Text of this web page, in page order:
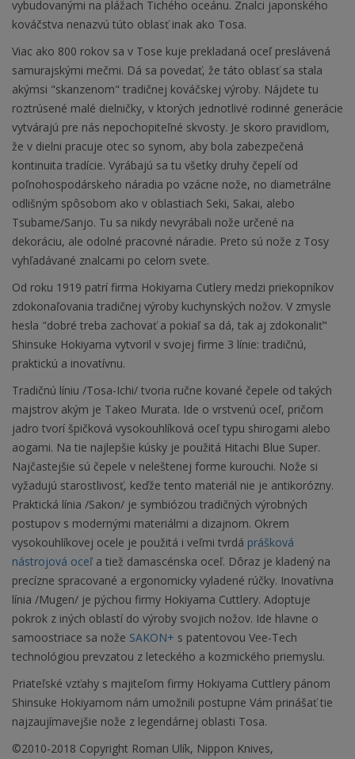
vybudovanými na plážach Tichého oceánu. Znalci japonského
kováčstva nenazvú túto oblasť inak ako Tosa.
Viac ako 800 rokov sa v Tose kuje prekladaná oceľ preslávená
samurajskými mečmi. Dá sa povedať, že táto oblasť sa stala
akýmsi "skanzenom" tradičnej kováčskej výroby. Nájdete tu
roztrúsené malé dielničky, v ktorých jednotlivé rodinné generácie
vytvárajú pre nás nepochopiteľné skvosty. Je skoro pravidlom,
že v dielni pracuje otec so synom, aby bola zabezpečená
kontinuita tradície. Vyrábajú sa tu všetky druhy čepelí od
poľnohospodárskeho náradia po vzácne nože, no diametrálne
odlišným spôsobom ako v oblastiach Seki, Sakai, alebo
Tsubame/Sanjo. Tu sa nikdy nevyrábali nože určené na
dekoráciu, ale odolné pracovné náradie. Preto sú nože z Tosy
vyhľadávané znalcami po celom svete.
Od roku 1919 patrí firma Hokiyama Cutlery medzi priekopníkov
zdokonaľovania tradičnej výroby kuchynských nožov. V zmysle
hesla "dobré treba zachovať a pokiaľ sa dá, tak aj zdokonaliť"
Shinsuke Hokiyama vytvoril v svojej firme 3 línie: tradičnú,
praktickú a inovatívnu.
Tradičnú líniu /Tosa-Ichi/ tvoria ručne kované čepele od takých
majstrov akým je Takeo Murata. Ide o vrstvenú oceľ, pričom
jadro tvorí špičková vysokouhlíková oceľ typu shirogami alebo
aogami. Na tie najlepšie kúsky je použitá Hitachi Blue Super.
Najčastejšie sú čepele v neleštenej forme kurouchi. Nože si
vyžadujú starostlivosť, keďže tento materiál nie je antikorózny.
Praktická línia /Sakon/ je symbiózou tradičných výrobných
postupov s modernými materiálmi a dizajnom. Okrem
vysokouhlíkovej ocele je použitá i veľmi tvrdá prášková
nástrojová oceľa tiež damascénska oceľ. Dôraz je kladený na
precízne spracované a ergonomicky vyladené rúčky. Inovatívna
línia /Mugen/ je pýchou firmy Hokiyama Cuttlery. Adoptuje
pokrok z iných oblastí do výroby svojich nožov. Ide hlavne o
samoostriace sa nože SAKON+ s patentovou Vee-Tech
technológiou prevzatou z leteckého a kozmického priemyslu.
Priateľské vzťahy s majiteľom firmy Hokiyama Cuttlery pánom
Shinsuke Hokiyamom nám umožnili postupne Vám prinášať tie
najzaujímavejšie nože z legendárnej oblasti Tosa.
©2010-2018 Copyright Roman Ulík, Nippon Knives,